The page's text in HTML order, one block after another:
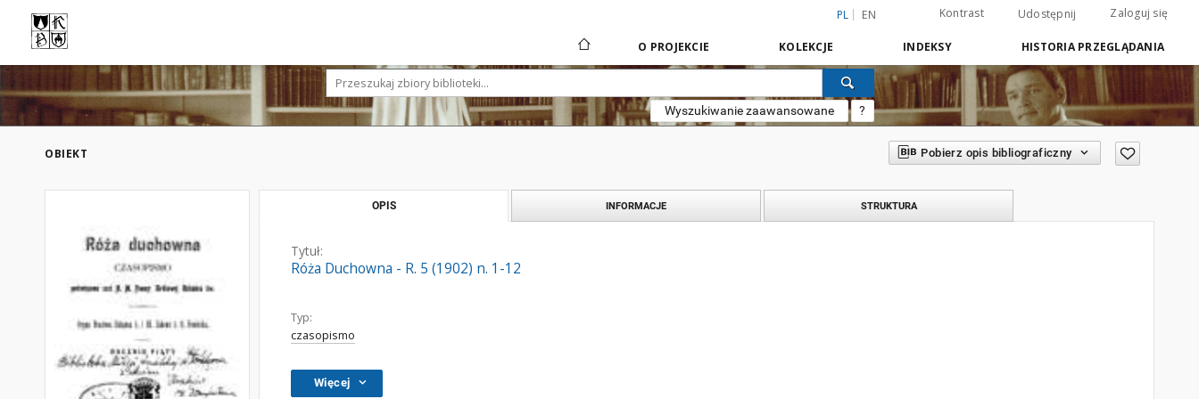
PL EN Kontrast Udostępnij Zaloguj się
O PROJEKCIE KOLEKCJE INDEKSY HISTORIA PRZEGLĄDANIA
Wyszukiwanie zaawansowane ?
OBIEKT Pobierz opis bibliograficzny
OPIS INFORMACJE STRUKTURA
Tytuł:
Róża Duchowna - R. 5 (1902) n. 1-12
Typ:
czasopismo
Więcej